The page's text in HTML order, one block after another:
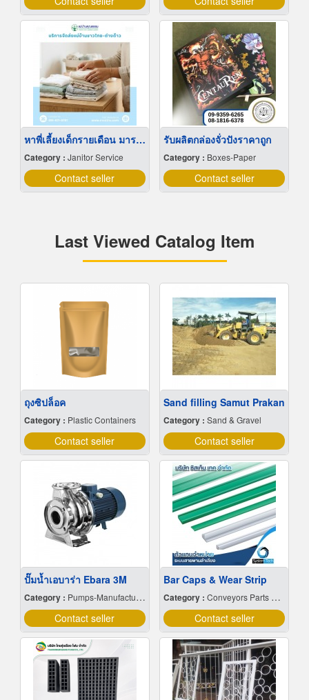
หาพี่เลี้ยงเด็กรายเดือน มารยาทดี
Category : Janitor Service
Contact seller
รับผลิตกล่องจั่วปังราคาถูก
Category : Boxes-Paper
Contact seller
Last Viewed Catalog Item
ถุงซิปล็อค
Category : Plastic Containers
Contact seller
Sand filling Samut Prakan
Category : Sand & Gravel
Contact seller
ปั๊มน้ำเอบาร่า Ebara 3M
Category : Pumps-Manufacturers & Distributors
Contact seller
Bar Caps & Wear Strip
Category : Conveyors Parts & Supplies
Contact seller